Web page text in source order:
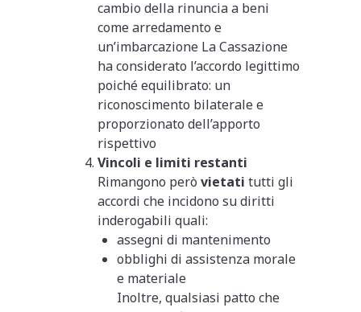
cambio della rinuncia a beni
come arredamento e
un’imbarcazione La Cassazione
ha considerato l’accordo legittimo
poiché equilibrato: un
riconoscimento bilaterale e
proporzionato dell’apporto
rispettivo
Vincoli e limiti restanti
Rimangono peròvietati tutti gli
accordi che incidono su diritti
inderogabili quali:
assegni di mantenimento
obblighi di assistenza morale
e materiale
Inoltre, qualsiasi patto che